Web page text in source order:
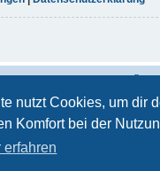
nutzt Cookies, um dir
Komfort bei der
erfahren